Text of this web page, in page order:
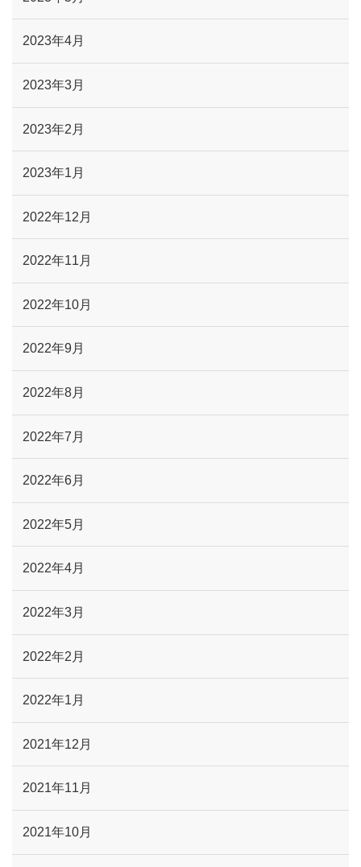
2023年4月
2023年3月
2023年2月
2023年1月
2022年12月
2022年11月
2022年10月
2022年9月
2022年8月
2022年7月
2022年6月
2022年5月
2022年4月
2022年3月
2022年2月
2022年1月
2021年12月
2021年11月
2021年10月